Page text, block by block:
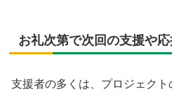
お礼次第で次回の支援や
支援者の多くは、プロジェク